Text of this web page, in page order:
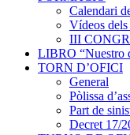
Calendari
Vídeos dels
III
LIBRO “Nuestro
TORN D’OFICI
General
Pòlissa
Part de
Decret 17/